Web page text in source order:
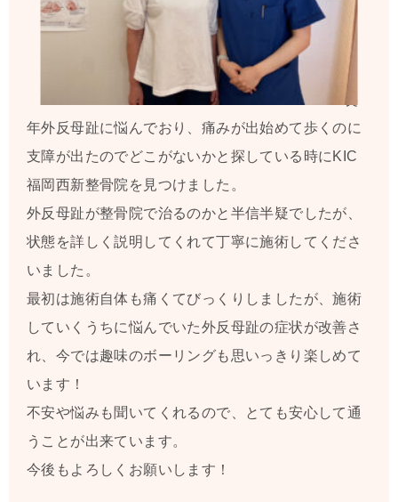
長
年外反母趾に悩んでおり、痛みが出始めて歩くのに
支障が出たのでどこがないかと探している時にKIC
福岡西新整骨院を見つけました。
外反母趾が整骨院で治るのかと半信半疑でしたが、
状態を詳しく説明してくれて丁寧に施術してくださ
いました。
最初は施術自体も痛くてびっくりしましたが、施術
していくうちに悩んでいた外反母趾の症状が改善さ
れ、今では趣味のボーリングも思いっきり楽しめて
います！
不安や悩みも聞いてくれるので、とても安心して通
うことが出来ています。
今後もよろしくお願いします！